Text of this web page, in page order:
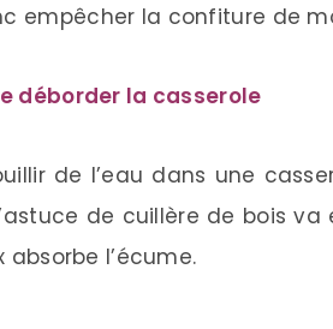
empêcher la confiture de
déborder la casserole
de l’eau dans une
de cuillère de bois
l’écume.